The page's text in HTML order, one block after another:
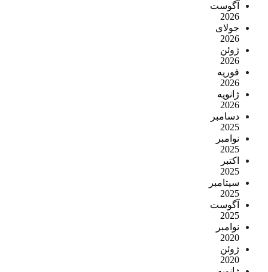
آگوست
2026
جولای
2026
ژوئن
2026
فوریه
2026
ژانویه
2026
دسامبر
2025
نوامبر
2025
اکتبر
2025
سپتامبر
2025
آگوست
2025
نوامبر
2020
ژوئن
2020